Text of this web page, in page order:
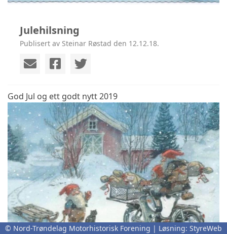
Julehilsning
Publisert av Steinar Røstad den 12.12.18.
God Jul og ett godt nytt 2019
© Nord-Trøndelag Motorhistorisk Forening | Løsning: StyreWeb